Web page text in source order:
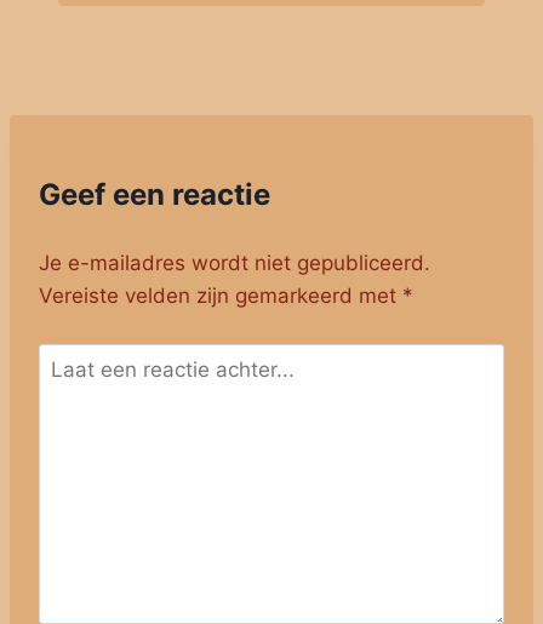
Geef een reactie
Je e-mailadres wordt niet gepubliceerd.
Vereiste velden zijn gemarkeerd met *